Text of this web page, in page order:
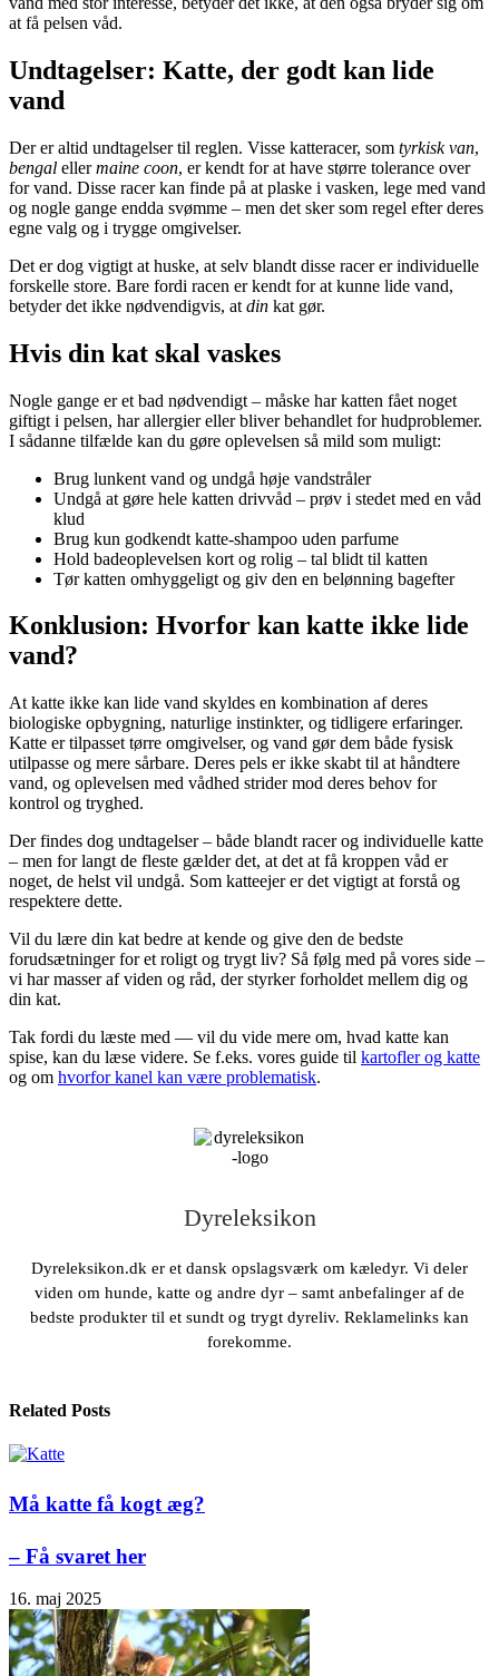
at få pelsen våd.
Undtagelser: Katte, der godt kan lide
vand
Der er altid undtagelser til reglen. Visse katteracer, som tyrkisk van,
bengal ellermaine coon, er kendt for at have større tolerance over
for vand. Disse racer kan finde på at plaske i vasken, lege med vand
og nogle gange endda svømme – men det sker som regel efter deres
egne valg og i trygge omgivelser.
Det er dog vigtigt at huske, at selv blandt disse racer er individuelle
forskelle store. Bare fordi racen er kendt for at kunne lide vand,
betyder det ikke nødvendigvis, at din kat gør.
Hvis din kat skal vaskes
Nogle gange er et bad nødvendigt – måske har katten fået noget
giftigt i pelsen, har allergier eller bliver behandlet for hudproblemer.
I sådanne tilfælde kan du gøre oplevelsen så mild som muligt:
Brug lunkent vand og undgå høje vandstråler
Undgå at gøre hele katten drivvåd – prøv i stedet med en våd
klud
Brug kun godkendt katte-shampoo uden parfume
Hold badeoplevelsen kort og rolig – tal blidt til katten
Tør katten omhyggeligt og giv den en belønning bagefter
Konklusion: Hvorfor kan katte ikke lide
vand?
At katte ikke kan lide vand skyldes en kombination af deres
biologiske opbygning, naturlige instinkter, og tidligere erfaringer.
Katte er tilpasset tørre omgivelser, og vand gør dem både fysisk
utilpasse og mere sårbare. Deres pels er ikke skabt til at håndtere
vand, og oplevelsen med vådhed strider mod deres behov for
kontrol og tryghed.
Der findes dog undtagelser – både blandt racer og individuelle katte
– men for langt de fleste gælder det, at det at få kroppen våd er
noget, de helst vil undgå. Som katteejer er det vigtigt at forstå og
respektere dette.
Vil du lære din kat bedre at kende og give den de bedste
forudsætninger for et roligt og trygt liv? Så følg med på vores side –
vi har masser af viden og råd, der styrker forholdet mellem dig og
din kat.
Tak fordi du læste med — vil du vide mere om, hvad katte kan
spise, kan du læse videre. Se f.eks. vores guide til kartofler og katte
og om hvorfor kanel kan være problematisk.
Dyreleksikon
Dyreleksikon.dk er et dansk opslagsværk om kæledyr. Vi deler
viden om hunde, katte og andre dyr – samt anbefalinger af de
bedste produkter til et sundt og trygt dyreliv. Reklamelinks kan
forekomme.
Related Posts
Må katte få kogt æg?
– Få svaret her
16. maj 2025